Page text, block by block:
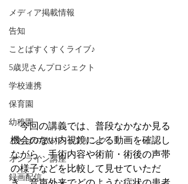
メディア掲載情報
告知
ことばすくすくライブ♪
5歳児さんプロジェクト
学校連携
保育園
幼稚園
ことばの教材シェアリング
オンライン講座
録画配信
今回の講義では、普段なかなか見る
機会のない内視鏡による動画を確認し
ながら、手術内容や術前・術後の声帯
の様子などを比較して見せていただ